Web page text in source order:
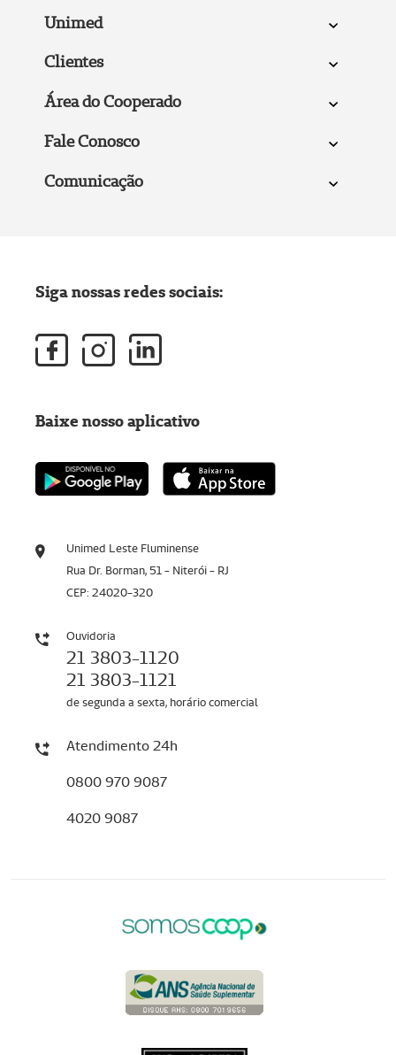
Unimed
Clientes
Área do Cooperado
Fale Conosco
Comunicação
Unimed Leste Fluminense
Rua Dr. Borman, 51 - Niterói - RJ
CEP: 24020-320
Ouvidoria
21 3803-1120
21 3803-1121
de segunda a sexta, horário comercial
Atendimento 24h
0800 970 9087
4020 9087
Siga nossas redes sociais:
Baixe nosso aplicativo